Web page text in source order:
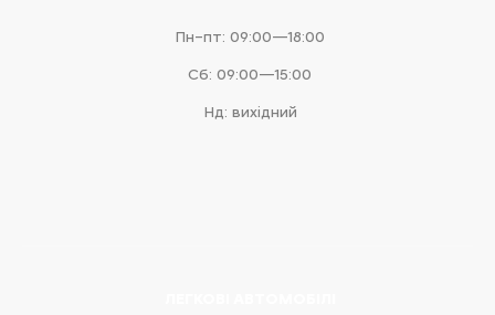
Пн–пт: 09:00—18:00
Сб: 09:00—15:00
Нд: вихідний